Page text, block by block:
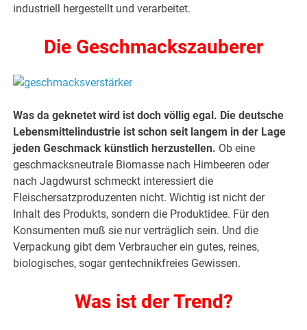
industriell hergestellt und verarbeitet.
Die Geschmackszauberer
Was da geknetet wird ist doch völlig egal. Die deutsche
Lebensmittelindustrie ist schon seit langem in der Lage
jeden Geschmack künstlich herzustellen. Ob eine
geschmacksneutrale Biomasse nach Himbeeren oder
nach Jagdwurst schmeckt interessiert die
Fleischersatzproduzenten nicht. Wichtig ist nicht der
Inhalt des Produkts, sondern die Produktidee. Für den
Konsumenten muß sie nur verträglich sein. Und die
Verpackung gibt dem Verbraucher ein gutes, reines,
biologisches, sogar gentechnikfreies Gewissen.
Was ist der Trend?